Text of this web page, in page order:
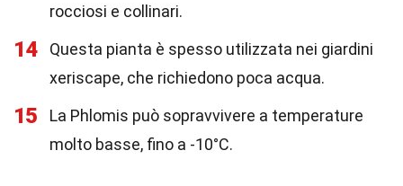
rocciosi e collinari.
14
Questa pianta è spesso utilizzata nei giardini
xeriscape, che richiedono poca acqua.
15
La Phlomis può sopravvivere a temperature
molto basse, fino a -10°C.